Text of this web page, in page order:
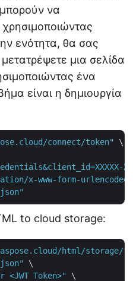
μπορούν να
ενότητα, θα σας
μια σελίδα
ένα
είναι η δημιουργία
connect/token"
\
x-www-form-urlencoded"
to cloud storage:
html/storage/
\
Token>"
\